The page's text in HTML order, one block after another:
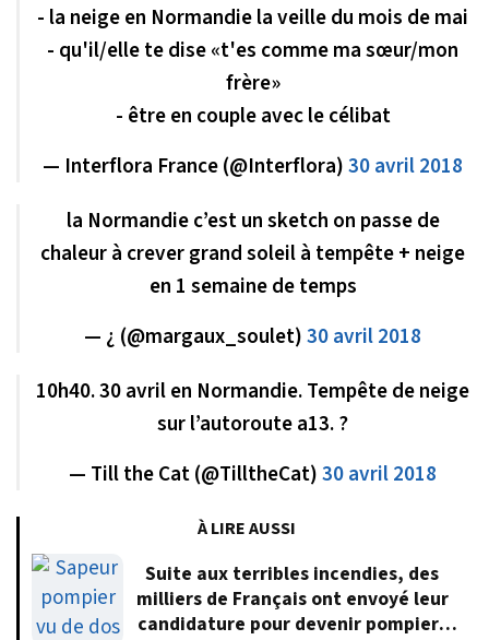
- la neige en Normandie la veille du mois de mai
- qu'il/elle te dise «t'es comme ma sœur/mon
frère»
- être en couple avec le célibat
— Interflora France (@Interflora)30 avril 2018
la Normandie c’est un sketch on passe de
chaleur à crever grand soleil à tempête + neige
en 1 semaine de temps
— ¿ (@margaux_soulet)30 avril 2018
10h40. 30 avril en Normandie. Tempête de neige
sur l’autoroute a13. ?
— Till the Cat (@TilltheCat)30 avril 2018
À LIRE AUSSI
Suite aux terribles incendies, des
milliers de Français ont envoyé leur
candidature pour devenir pompiers